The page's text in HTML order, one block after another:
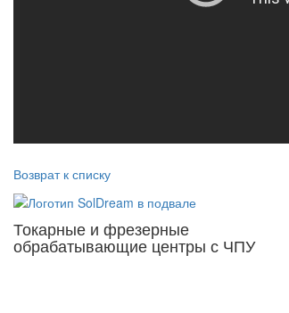
Возврат к списку
Токарные и фрезерные
обрабатывающие центры с ЧПУ